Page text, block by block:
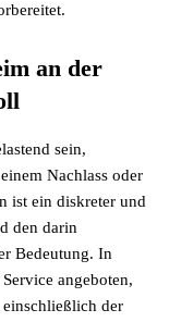
an der
sein,
Nachlass oder
ist ein diskreter und
den darin
Bedeutung. In
angeboten,
der